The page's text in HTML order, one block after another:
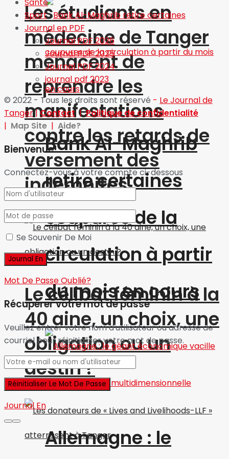
Les étudiants en
médecine de Tanger
menacent de
reprendre les
manifestations
contre les retards de
versement des
indemnités
Le célibat féminin à la
40 aine, un choix, une
obligation ou un
destin ?
Bank Al-Maghrib
retire certaines
coupures de la
circulation à partir
du mois en cours
Allemagne : le
Sport
Journal en PDF
Journal PDF 2026
Journal PDF 2025
Journal PDF 2024
journal pdf 2023
© 2022 - Tous les droits sont réservé - Le Journal de
Tanger|Contact |Politique de confidentialité
| Map Site | Aide?
Bienvenue!
Connectez-vous à votre compte ci-dessous
Se Souvenir De Moi
Mot De Passe Oublié?
Récupérer votre mot de passe
Veuillez entrer votre nom d'utilisateur ou adresse de
courriel pour réinitialiser votre mot de passe.
Journal En